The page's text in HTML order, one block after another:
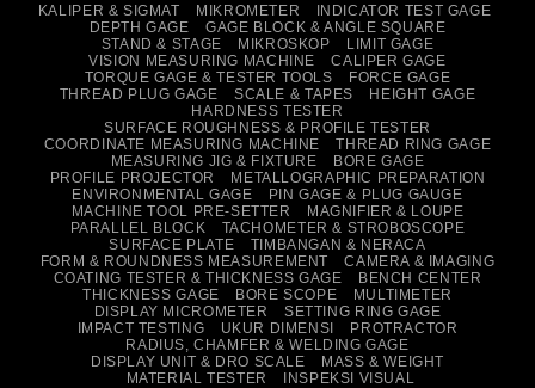
Delivery
KALIPER & SIGMAT MIKROMETER
INDICATOR TEST GAGE
DEPTH GAGE
GAGE BLOCK & ANGLE SQUARE
STAND & STAGE
MIKROSKOP
LIMIT GAGE
VISION MEASURING MACHINE
CALIPER GAGE
TORQUE GAGE & TESTER TOOLS
FORCE GAGE
THREAD PLUG GAGE
SCALE & TAPES
HEIGHT GAGE
HARDNESS TESTER
SURFACE ROUGHNESS & PROFILE TESTER
COORDINATE MEASURING MACHINE
THREAD RING GAGE
MEASURING JIG & FIXTURE
BORE GAGE
PROFILE PROJECTOR
METALLOGRAPHIC PREPARATION
ENVIRONMENTAL GAGE
PIN GAGE & PLUG GAUGE
MACHINE TOOL PRE-SETTER
MAGNIFIER & LOUPE
PARALLEL BLOCK
TACHOMETER & STROBOSCOPE
SURFACE PLATE
TIMBANGAN & NERACA
FORM & ROUNDNESS MEASUREMENT
CAMERA & IMAGING
COATING TESTER & THICKNESS GAGE
BENCH CENTER
THICKNESS GAGE
BORE SCOPE
MULTIMETER
DISPLAY MICROMETER
SETTING RING GAGE
IMPACT TESTING
UKUR DIMENSI
PROTRACTOR
RADIUS, CHAMFER & WELDING GAGE
DISPLAY UNIT & DRO SCALE
MASS & WEIGHT
MATERIAL TESTER
INSPEKSI VISUAL